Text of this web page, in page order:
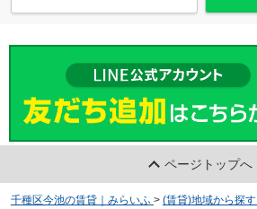
ページトップへ
千種区今池の賃貸｜みらいふ > (賃貸)地域から探す